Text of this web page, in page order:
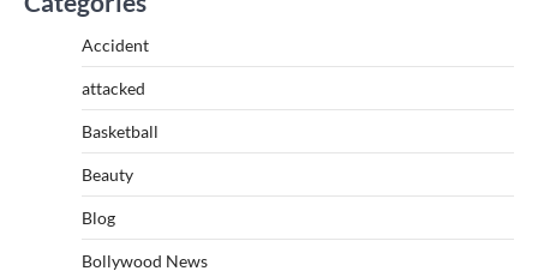
Accident
attacked
Basketball
Beauty
Blog
Bollywood News